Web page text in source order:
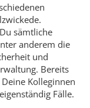
sämtliche
anderem die
und
Bereits
Kolleginnen
Fälle.